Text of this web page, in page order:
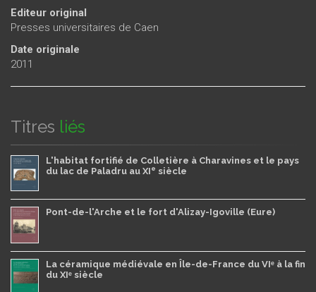
Editeur original
Presses universitaires de Caen
Date originale
2011
Titres liés
L'habitat fortifié de Colletière à Charavines et le pays
du lac de Paladru au XIe siècle
Pont-de-l'Arche et le fort d'Alizay-Igoville (Eure)
La céramique médiévale en Île-de-France du VIᵉ à la fin
du XIᵉ siècle